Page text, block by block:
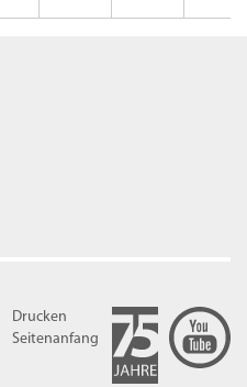
Drucken
Seitenanfang